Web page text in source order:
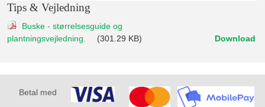
Tips & Vejledning
Buske - størrelsesguide og
plantningsvejledning.
(301.29 KB) Download
Betal med